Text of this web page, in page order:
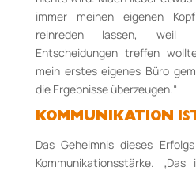
immer meinen eigenen
reinreden lassen, weil
Entscheidungen treffen
mein erstes eigenes Büro
die Ergebnisse überzeugen.“
KOMMUNIKATION
Das Geheimnis dieses
Kommunikationsstärke.